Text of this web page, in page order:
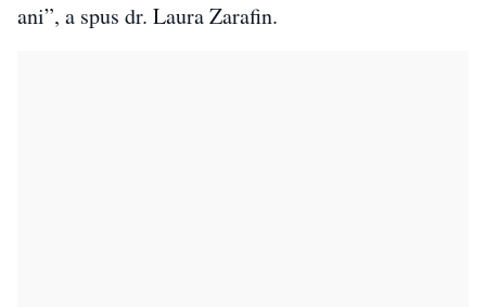
ani”, a spus dr. Laura Zarafin.